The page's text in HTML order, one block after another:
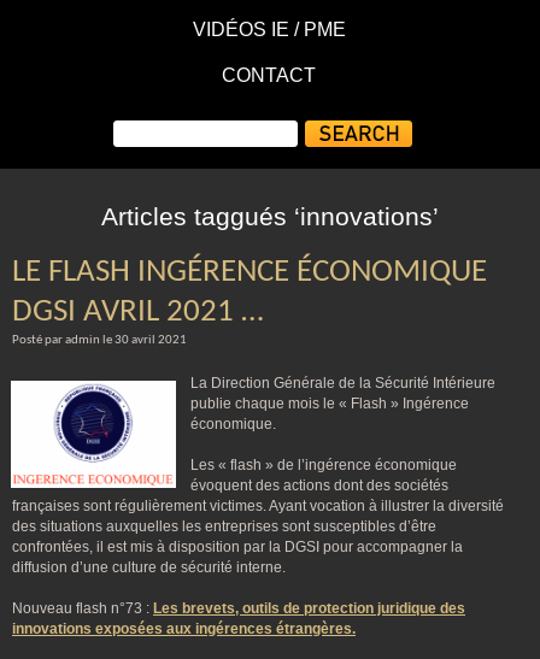
VIDÉOS IE / PME
CONTACT
Articles taggués ‘innovations’
LE FLASH INGÉRENCE ÉCONOMIQUE
DGSI AVRIL 2021 …
Posté par admin le 30 avril 2021
La Direction Générale de la Sécurité Intérieure
publie chaque mois le « Flash » Ingérence
économique.
Les « flash » de l’ingérence économique
évoquent des actions dont des sociétés
françaises sont régulièrement victimes. Ayant vocation à illustrer la diversité
des situations auxquelles les entreprises sont susceptibles d’être
confrontées, il est mis à disposition par la DGSI pour accompagner la
diffusion d’une culture de sécurité interne.
Nouveau flash n°73 : Les brevets, outils de protection juridique des
innovations exposées aux ingérences étrangères.